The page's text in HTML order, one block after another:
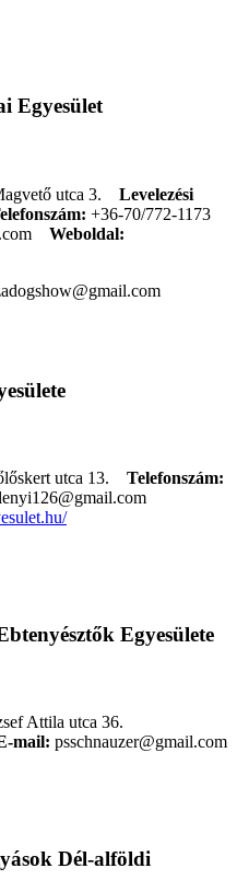
Egyesület
utca 3. Levelezési
+36-70/772-1173
Weboldal:
utca 13. Telefonszám:
Egyesülete
Attila utca 36.
mail: psschnauzer@gmail.com
Dél-alföldi